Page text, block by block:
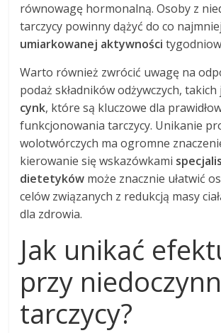
równowagę hormonalną. Osoby z
tarczycy powinny dążyć do co najmniej
umiarkowanej aktywności
Warto również zwrócić uwagę na
podaż składników odżywczych, takich
cynk, które są kluczowe dla
funkcjonowania tarczycy. Unikanie
wolotwórczych ma ogromne
kierowanie się wskazówkami
dietetyków może znacznie ułatwić
celów związanych z redukcją masy
dla zdrowia.
Jak unikać
przy
tarczycy?